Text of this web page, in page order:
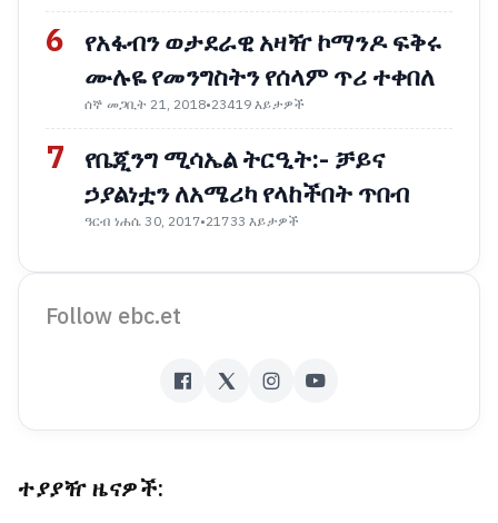
6
የአፋብን ወታደራዊ አዛዥ ኮማንዶ ፍቅሩ
ሙሉዬ የመንግስትን የሰላም ጥሪ ተቀበለ
ሰኞ መጋቢት 21, 2018•23419 እይታዎች
7
የቤጂንግ ሚሳኤል ትርዒት:- ቻይና
ኃያልነቷን ለአሜሪካ የላከችበት ጥበብ
ዓርብ ነሐሴ 30, 2017•21733 እይታዎች
Follow ebc.et
ተያያዥ ዜናዎች: